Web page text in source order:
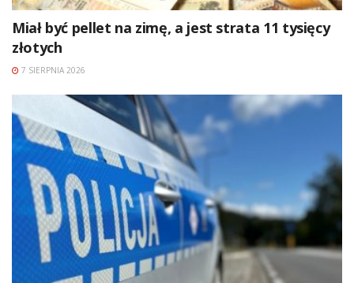
Miał być pellet na zimę, a jest strata 11 tysięcy
złotych
7 SIERPNIA 2026